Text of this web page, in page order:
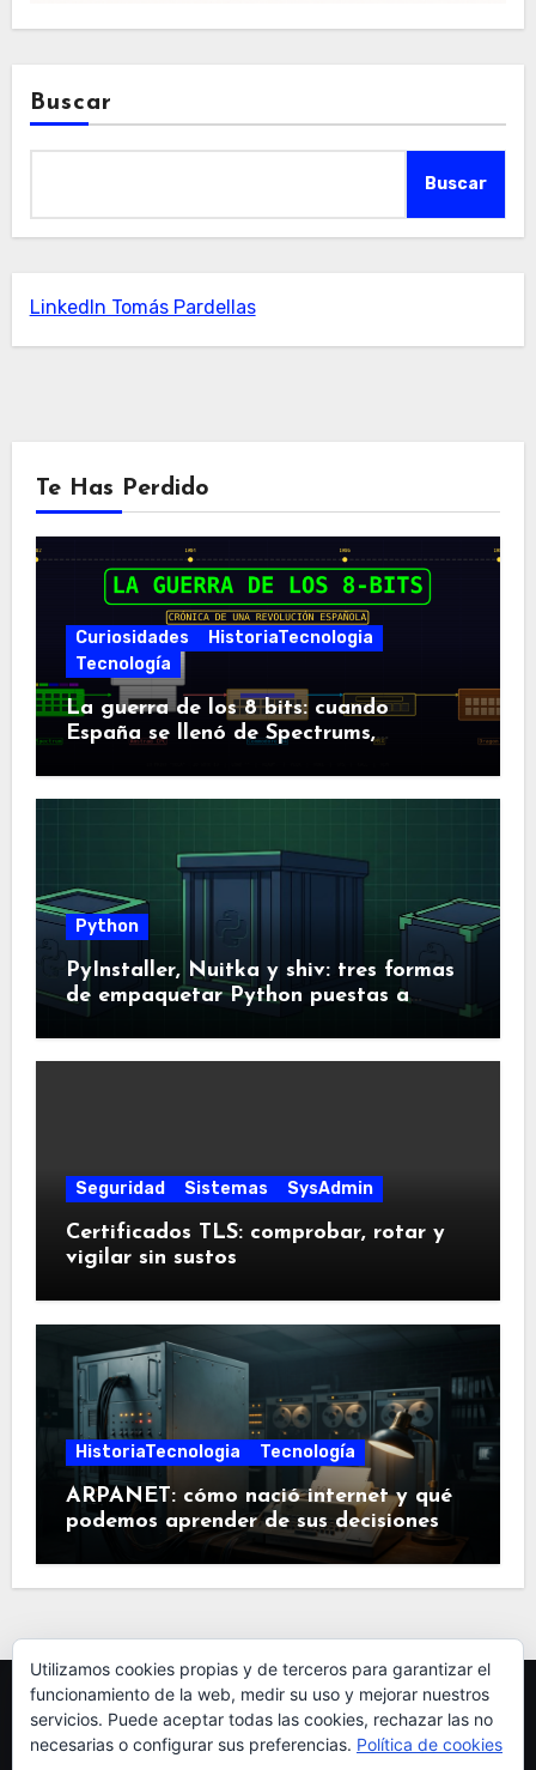
Buscar
Buscar
LinkedIn Tomás Pardellas
Te Has Perdido
Curiosidades
HistoriaTecnologia
Tecnología
La guerra de los 8 bits: cuando
España se llenó de Spectrums,
Python
PyInstaller, Nuitka y shiv: tres formas
de empaquetar Python puestas a
prueba
Seguridad Sistemas SysAdmin
Certificados TLS: comprobar, rotar y
vigilar sin sustos
HistoriaTecnologia Tecnología
ARPANET: cómo nació internet y qué
podemos aprender de sus decisiones
Utilizamos cookies propias y de terceros para garantizar el
funcionamiento de la web, medir su uso y mejorar nuestros
servicios. Puede aceptar todas las cookies, rechazar las no
necesarias o configurar sus preferencias. Política de cookies